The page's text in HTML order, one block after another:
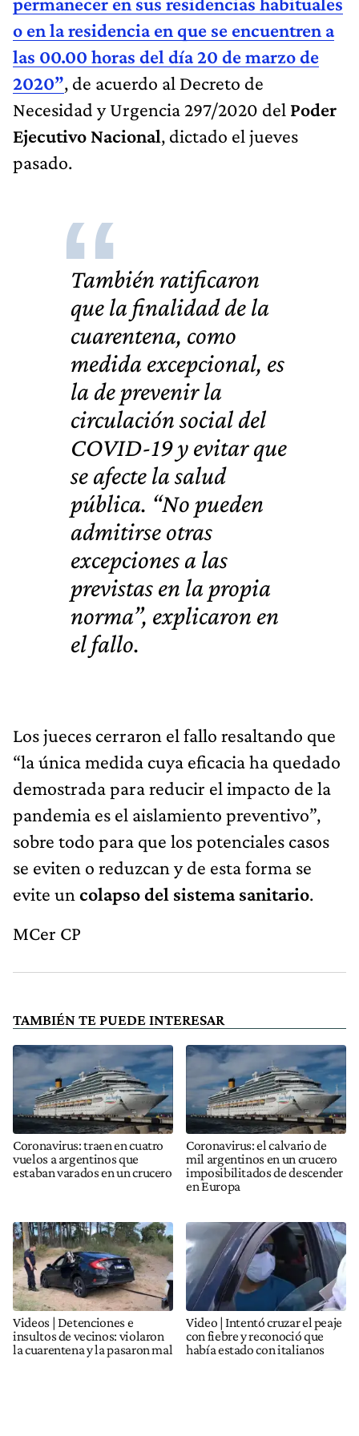
o en la residencia en que se encuentren a
las 00.00 horas del día 20 de marzo de
2020”, de acuerdo al Decreto de
Necesidad y Urgencia 297/2020 del Poder
Ejecutivo Nacional, dictado el jueves
pasado.
También ratificaron
que la finalidad de la
cuarentena, como
medida excepcional, es
la deprevenir la
circulación social del
COVID-19yevitar que
se afecte la salud
pública. “No pueden
admitirse otras
excepciones a las
previstas en la propia
norma”, explicaron en
el fallo.
Los jueces cerraron el fallo resaltando que
“la única medida cuya eficacia ha quedado
demostrada para reducir el impacto de la
pandemia es el aislamiento preventivo”,
sobre todo para que los potenciales casos
se eviten o reduzcan y de esta forma se
evite un colapso del sistema sanitario.
MCer CP
TAMBIÉN TE PUEDE INTERESAR
Coronavirus: traen en cuatro
vuelos a argentinos que
estaban varados en un crucero
Coronavirus: el calvario de
mil argentinos en un crucero
imposibilitados de descender
en Europa
Videos | Detenciones e
insultos de vecinos: violaron
la cuarentena y la pasaron mal
Video | Intentó cruzar el peaje
con fiebre y reconoció que
había estado con italianos